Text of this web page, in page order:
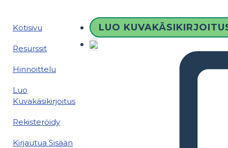
Kotisivu
Resurssit
Hinnoittelu
Luo
Kuvakäsikirjoitus
Rekisteröidy
Kirjautua Sisään
LUO